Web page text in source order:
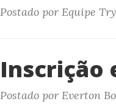
Postado por Equipe
Inscrição
Postado por Everton